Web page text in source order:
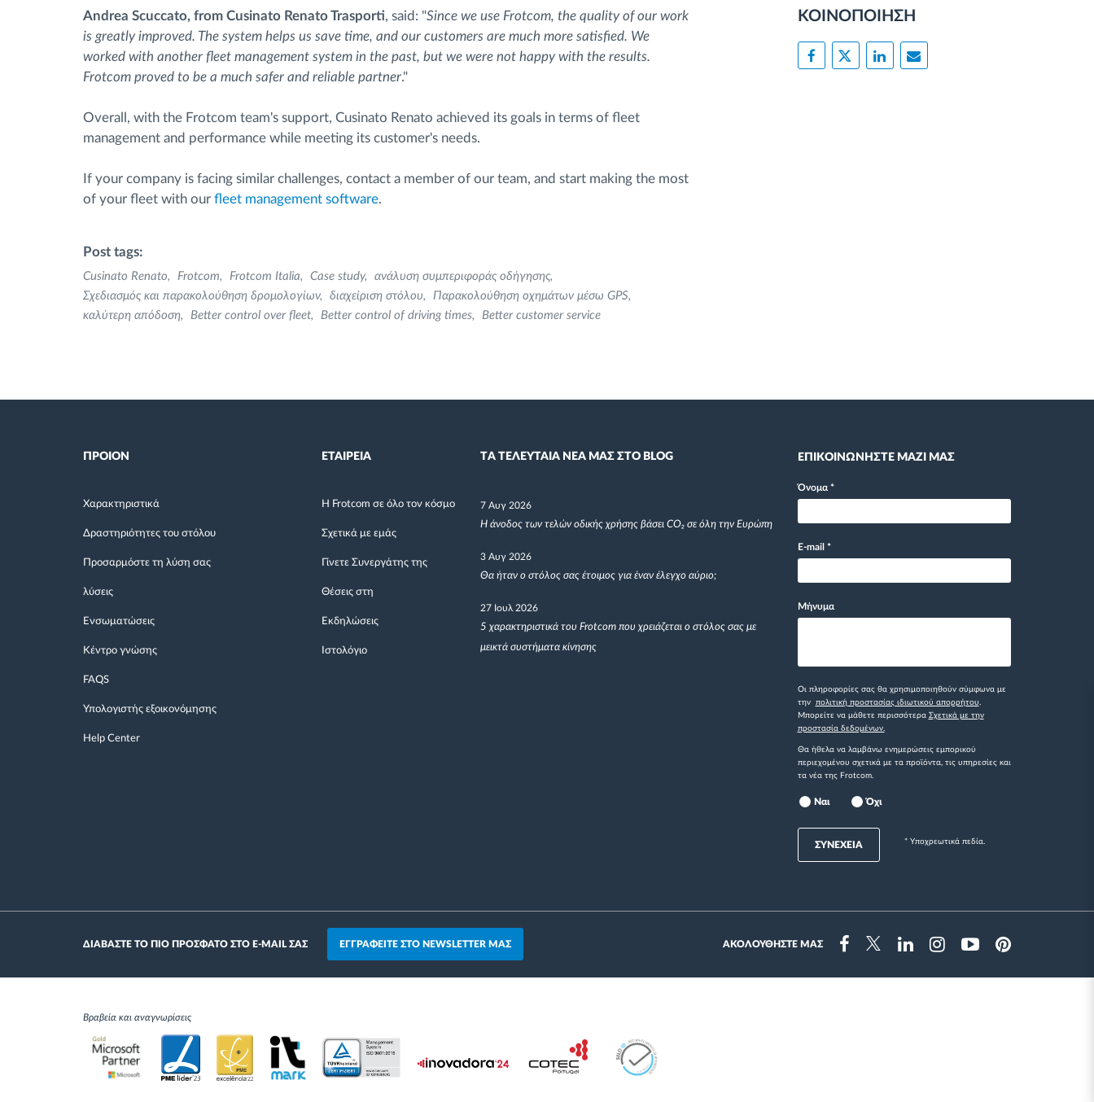
Andrea Scuccato, from Cusinato Renato Trasporti, said: "Since we use Frotcom, the quality of our work
is greatly improved. The system helps us save time, and our customers are much more satisfied. We
worked with another fleet management system in the past, but we were not happy with the results.
Frotcom proved to be a much safer and reliable partner."
Overall, with the Frotcom team's support, Cusinato Renato achieved its goals in terms of fleet
management and performance while meeting its customer's needs.
If your company is facing similar challenges, contact a member of our team, and start making the most
of your fleet with our fleet management software.
Post tags:
Cusinato Renato Frotcom Frotcom Italia Case study
ανάλυση συμπεριφοράς οδήγησης
Σχεδιασμός και παρακολούθηση δρομολογίων
διαχείριση στόλου
Παρακολούθηση οχημάτων μέσω GPS
καλύτερη απόδοση
Better control over fleet Better control of driving times Better customer service
ΚΟΙΝΟΠΟΙΗΣΗ
ΠΡΟΙΟΝ
Χαρακτηριστικά
Δραστηριότητες του στόλου
Προσαρμόστε τη λύση σας
λύσεις
Ενσωματώσεις
Κέντρο γνώσης
FAQS
Υπολογιστής εξοικονόμησης
Help Center
ΕΤΑΙΡΕΙΑ
Η Frotcom σε όλο τον κόσμο
Σχετικά με εμάς
Γίνετε Συνεργάτης της
Θέσεις στη
Εκδηλώσεις
Ιστολόγιο
TΑ ΤΕΛΕΥΤΑΙΑ ΝΕΑ ΜΑΣ ΣΤΟ BLOG
7 Αυγ 2026
Η άνοδος των τελών οδικής χρήσης βάσει CO₂ σε όλη την Ευρώπη
3 Αυγ 2026
Θα ήταν ο στόλος σας έτοιμος για έναν έλεγχο αύριο;
27 Ιουλ 2026
5 χαρακτηριστικά του Frotcom που χρειάζεται ο στόλος σας με
μεικτά συστήματα κίνησης
ΕΠΙΚΟΙΝΩΝΗΣΤΕ ΜΑΖΙ ΜΑΣ
Όνομα *
E-mail *
Μήνυμα
Οι πληροφορίες σας θα χρησιμοποιηθούν σύμφωνα με
την πολιτική προστασίας ιδιωτικού απορρήτου.
Μπορείτε να μάθετε περισσότερα Σχετικά με την
προστασία δεδομένων.
Θα ήθελα να λαμβάνω ενημερώσεις εμπορικού
περιεχομένου σχετικά με τα προϊόντα, τις υπηρεσίες και
τα νέα της Frotcom.
Ναι Όχι
ΣΥΝΕΧΕΙΑ * Yποχρεωτικά πεδία.
ΔΙΑΒΑΣΤΕ ΤΟ ΠΙΟ ΠΡΟΣΦΑΤΟ ΣΤΟ E-MAIL ΣΑΣ ΕΓΓΡΑΦΕΙΤΕ ΣΤΟ NEWSLETTER ΜΑΣ ΑΚΟΛΟΥΘΗΣΤΕ ΜΑΣ
FacebookTwitterLinkedinInstragramYoutubePinterest
Βραβεία και αναγνωρίσεις